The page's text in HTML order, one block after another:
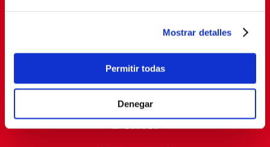
Mostrar detalles
Permitir todas
Denegar
Al suscribirte, estás aceptando nuestrapolítica de